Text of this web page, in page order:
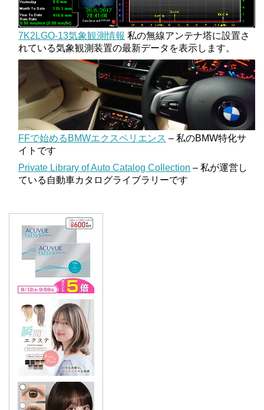
7K2LGO-13気象観測情報 私の無線アンテナ塔に設置さ
れている気象観測装置の最新データを表示します。
FFで始めるBMWエクスペリエンス – 私のBMW特化サ
イトです
Private Library of Auto Catalog Collection – 私が運営し
ている自動車カタログライブラリーです